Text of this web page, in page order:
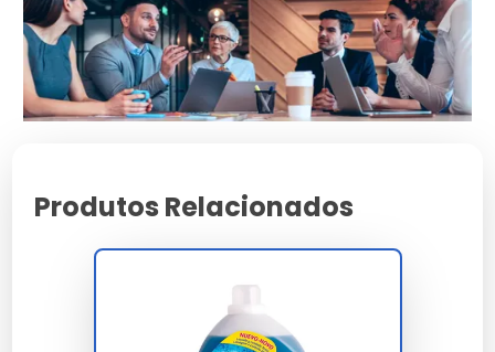
O hipoclorito de sódio, ao entrar em contato com
microrganismos, oxida suas estruturas celulares,
levando à sua destruição.
Eficiência na Desinfecção
garantindo ambientes mais seguros e higienizados.
Aplicações do Detergente
Uso em Indústrias Alimentícias
Produtos Relacionados